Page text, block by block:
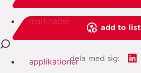
marknader
applikationer
add to list
dela med sig: